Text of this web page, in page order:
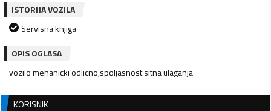
ISTORIJA VOZILA
Servisna knjiga
OPIS OGLASA
vozilo mehanicki odlicno,spoljasnost sitna ulaganja
KORISNIK